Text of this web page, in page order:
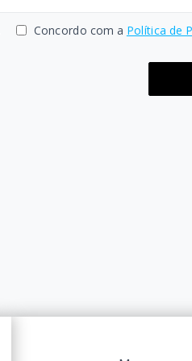
Concordo com a Política de